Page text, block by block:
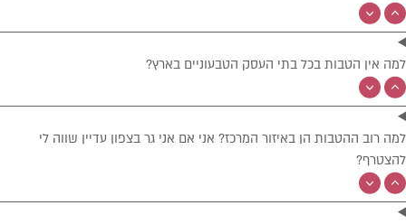
למה אין הטבות בכל בתי העסק הטבעוניים בארץ?
למה רוב ההטבות הן באיזור המרכז? אני אם אני גר בצפון עדיין שווה לי
להצטרף?